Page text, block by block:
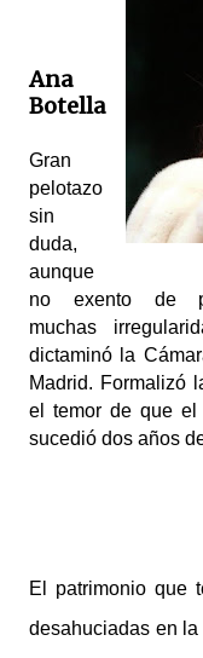
Ana
Botella
Gran
pelotazo
sin
duda,
aunque
no exento de
muchas
dictaminó la
Madrid. Formalizó
el temor de que
sucedió dos años
El patrimonio que
desahuciadas en